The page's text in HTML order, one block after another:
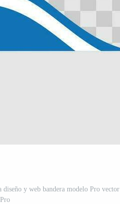
y web bandera modelo Pro vector